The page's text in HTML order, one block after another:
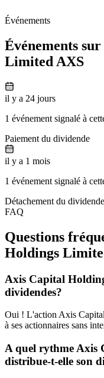
Événements
Événements
Limited AXS
il y a 24 jours
1 événement signalé à
Paiement du dividende
il y a 1 mois
1 événement signalé à
Détachement du dividende
FAQ
Questions
Holdings
Axis Capital
dividendes?
Oui ! L'action Axis
à ses actionnaires sans
A quel rythme Axis
distribue-t-elle son